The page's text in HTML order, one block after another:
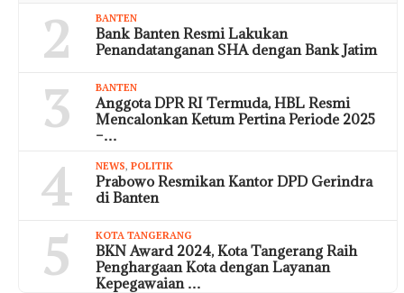
2 BANTEN
Bank Banten Resmi Lakukan
Penandatanganan SHA dengan Bank Jatim
3 BANTEN
Anggota DPR RI Termuda, HBL Resmi
Mencalonkan Ketum Pertina Periode 2025
–…
4 NEWS, POLITIK
Prabowo Resmikan Kantor DPD Gerindra
di Banten
5 KOTA TANGERANG
BKN Award 2024, Kota Tangerang Raih
Penghargaan Kota dengan Layanan
Kepegawaian …